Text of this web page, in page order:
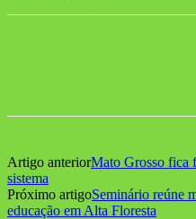
Artigo anteriorMato Grosso fica
sistema
Próximo artigoSeminário reúne
educação em Alta Floresta